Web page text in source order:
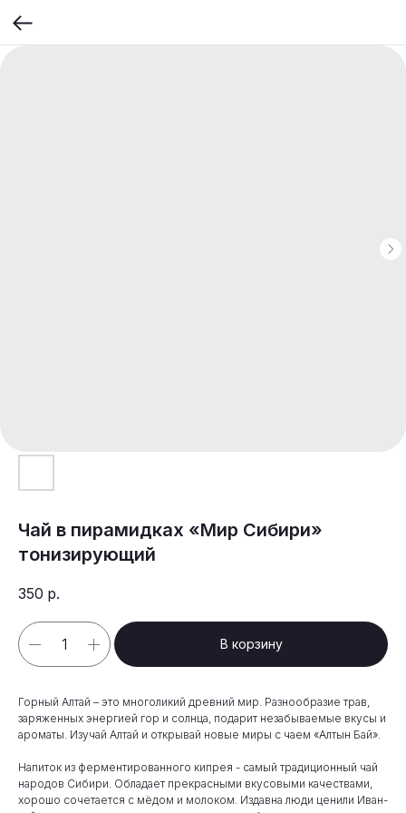
Чай в пирамидках «Мир Сибири»
тонизирующий
350 р.
В корзину
Горный Алтай – это многоликий древний мир. Разнообразие трав,
заряженных энергией гор и солнца, подарит незабываемые вкусы и
ароматы. Изучай Алтай и открывай новые миры с чаем «Алтын Бай».
Напиток из ферментированного кипрея - самый традиционный чай
народов Сибири. Обладает прекрасными вкусовыми качествами,
хорошо сочетается с мёдом и молоком. Издавна люди ценили Иван-